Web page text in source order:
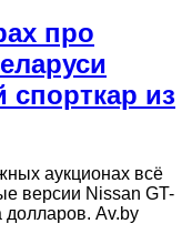
про
спорткар из
аукционах всё
версии Nissan GT-
долларов. Av.by